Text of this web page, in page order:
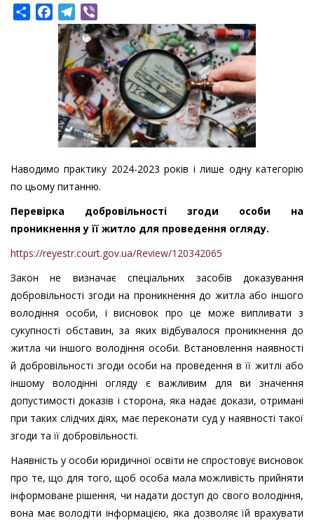
ShareFacebookTelegram
Наводимо практику 2024-2023 років і лише одну категорію
по цьому питанню.
Перевірка добровільності згоди особи на
проникнення у її житло для проведення огляду.
https://reyestr.court.gov.ua/Review/120342065
Закон не визначає спеціальних засобів доказування
добровільності згоди на проникнення до житла або іншого
володіння особи, і висновок про це може випливати з
сукупності обставин, за яких відбувалося проникнення до
житла чи іншого володіння особи. Встановлення наявності
й добровільності згоди особи на проведення в її житлі або
іншому володінні огляду є важливим для ви значення
допустимості доказів і сторона, яка надає докази, отримані
при таких слідчих діях, має переконати суд у наявності такої
згоди та її добровільності.
Наявність у особи юридичної освіти не спростовує висновок
про те, що для того, щоб особа мала можливість прийняти
інформоване рішення, чи надати доступ до свого володіння,
вона має володіти інформацією, яка дозволяє їй врахувати